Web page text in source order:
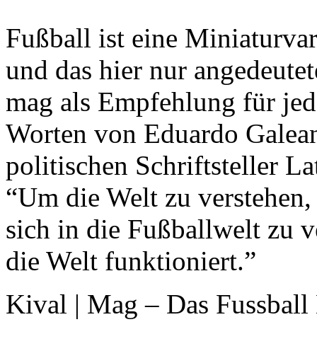
Fußball ist eine
und das hier nur
mag als Empfehlung für
Worten von Eduardo
politischen Schriftsteller
“Um die Welt zu
sich in die Fußballwelt zu
die Welt funktioniert.”
Kival | Mag – Das